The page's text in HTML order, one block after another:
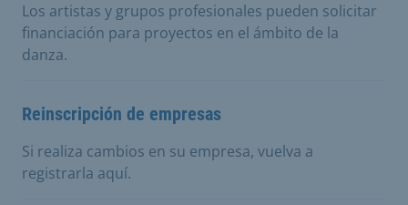
Los artistas y grupos profesionales pueden solicitar
financiación para proyectos en el ámbito de la
danza.
Reinscripción de empresas
Si realiza cambios en su empresa, vuelva a
registrarla aquí.